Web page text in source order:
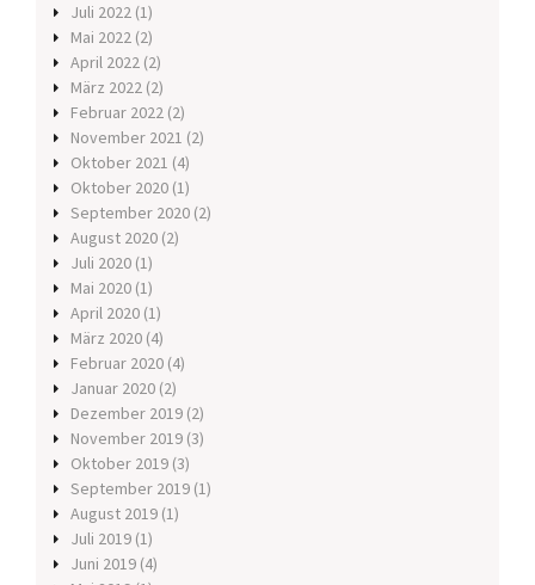
Juli 2022 (1)
Mai 2022 (2)
April 2022 (2)
März 2022 (2)
Februar 2022 (2)
November 2021 (2)
Oktober 2021 (4)
Oktober 2020 (1)
September 2020 (2)
August 2020 (2)
Juli 2020 (1)
Mai 2020 (1)
April 2020 (1)
März 2020 (4)
Februar 2020 (4)
Januar 2020 (2)
Dezember 2019 (2)
November 2019 (3)
Oktober 2019 (3)
September 2019 (1)
August 2019 (1)
Juli 2019 (1)
Juni 2019 (4)